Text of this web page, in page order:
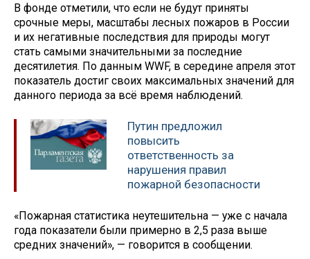
В фонде отметили, что если не будут приняты
срочные меры, масштабы лесных пожаров в России
и их негативные последствия для природы могут
стать самыми значительными за последние
десятилетия. По данным WWF, в середине апреля этот
показатель достиг своих максимальных значений для
данного периода за всё время наблюдений.
Путин предложил
повысить
ответственность за
нарушения правил
пожарной безопасности
«Пожарная статистика неутешительна — уже с начала
года показатели были примерно в 2,5 раза выше
средних значений», — говорится в сообщении.